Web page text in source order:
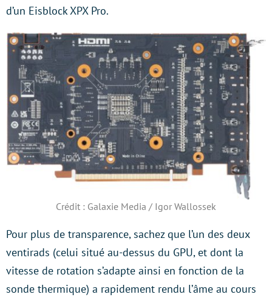
d’un Eisblock XPX Pro.
Crédit : Galaxie Media / Igor Wallossek
Pour plus de transparence, sachez que l’un des deux
ventirads (celui situé au-dessus du GPU, et dont la
vitesse de rotation s’adapte ainsi en fonction de la
sonde thermique) a rapidement rendu l’âme au cours